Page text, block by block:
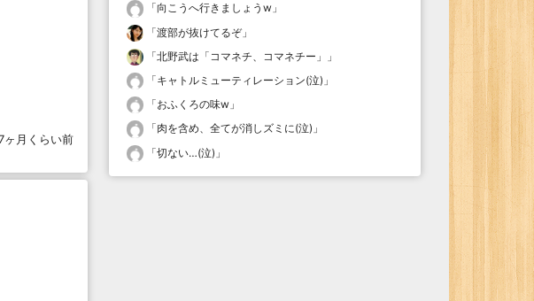
ヶ月くらい前
「向こうへ行きましょうw 」
「渡部が抜けてるぞ」
「北野武は「コマネチ、コマネチー」
」
「キャトルミューティレーション(泣) 」
「おふくろの味w 」
「肉を含め、全てが消しズミに(泣) 」
「切ない…(泣) 」